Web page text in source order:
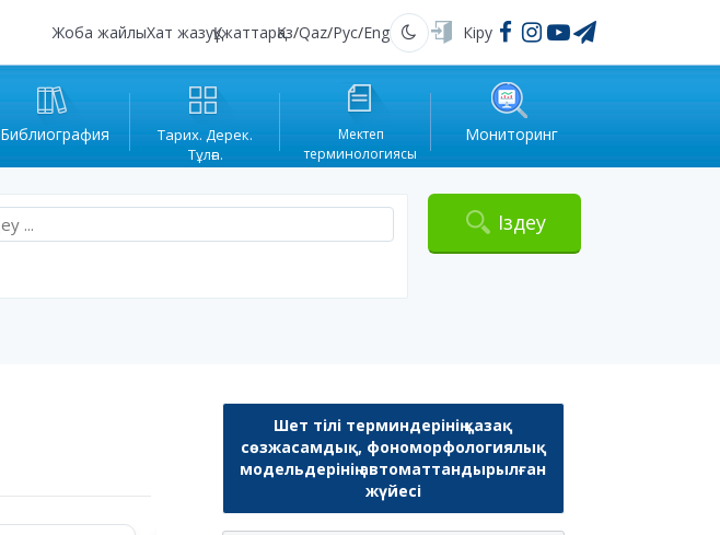
Жоба жайлыХат жазуҚұжаттарҚаз/Qaz/Рус/Eng Қараңғы Кіру
Библиография
Тарих. Дерек.
Тұлға.
Мектеп
терминологиясы
Мониторинг
Іздеу
Шет тілі терминдерінің қазақ
сөзжасамдық, фономорфологиялық
модельдерінің автоматтандырылған
жүйесі